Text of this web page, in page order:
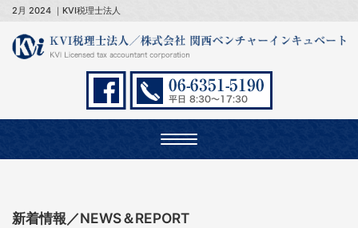
2月 2024 ｜KVI税理士法人
Toggle
navigation
新着情報／NEWS＆REPORT